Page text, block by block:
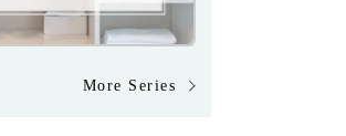
More Series